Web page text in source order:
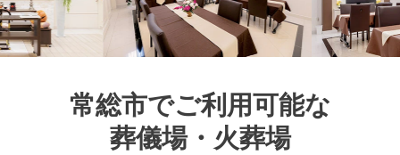
常総市でご利用可能な
葬儀場・火葬場